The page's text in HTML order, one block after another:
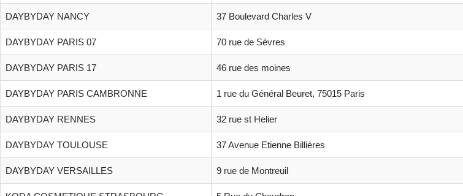
DAYBYDAY NANCY 37 Boulevard Charles V
DAYBYDAY PARIS 07 70 rue de Sèvres
DAYBYDAY PARIS 17 46 rue des moines
DAYBYDAY PARIS CAMBRONNE 1 rue du Général Beuret, 75015 Paris
DAYBYDAY RENNES 32 rue st Helier
DAYBYDAY TOULOUSE 37 Avenue Etienne Billières
DAYBYDAY VERSAILLES 9 rue de Montreuil